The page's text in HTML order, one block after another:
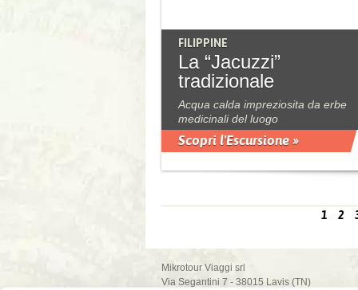
FILIPPINE
La “Jacuzzi”
tradizionale
Acqua calda impreziosita da erbe
medicinali del luogo
Scopri l'Escursione »
1 2
Mikrotour Viaggi srl
Via Segantini 7 - 38015 Lavis (TN)